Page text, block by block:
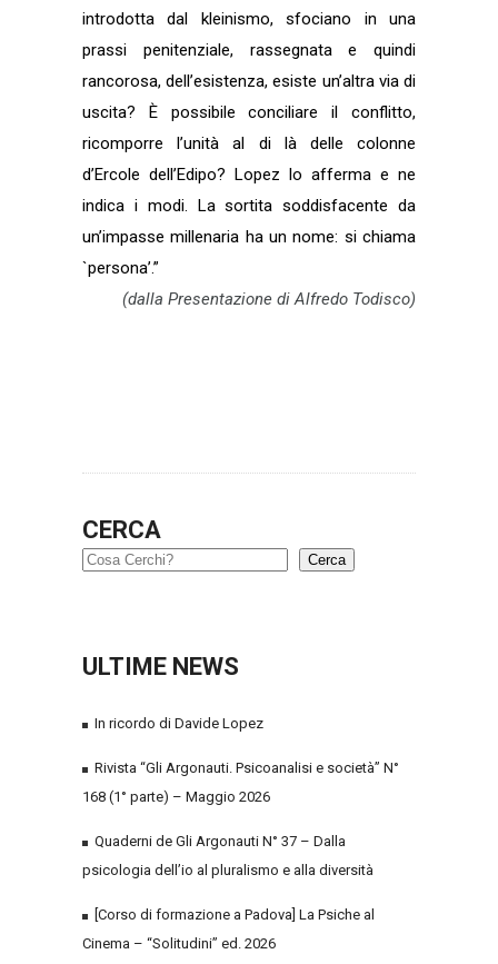
introdotta dal kleinismo, sfociano in una
prassi penitenziale, rassegnata e quindi
rancorosa, dell’esistenza, esiste un’altra via di
uscita? È possibile conciliare il conflitto,
ricomporre l’unità al di là delle colonne
d’Ercole dell’Edipo?
Lopez lo afferma e ne
indica i modi. La sortita soddisfacente da
un’impasse millenaria ha un nome: si chiama
`persona’.”
(dalla Presentazione di Alfredo Todisco)
CERCA
Cerca
ULTIME NEWS
In ricordo di Davide Lopez
Rivista “Gli Argonauti. Psicoanalisi e società” N°
168 (1° parte) – Maggio 2026
Quaderni de Gli Argonauti N° 37 – Dalla
psicologia dell’io al pluralismo e alla diversità
[Corso di formazione a Padova] La Psiche al
Cinema – “Solitudini” ed. 2026